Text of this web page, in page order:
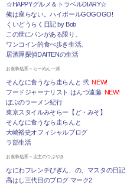
☆HAPPYグルメ＆トラベルDIARY☆
俺は座らない。ハイボールGOGOGO!
くいどうらく日記 by Bob
この世にパンがある限り。
ワンコイン的食べ歩き生活。
居酒屋探偵DAITENの生活
お食事処系～らーめん一派
そんなに食うなら走らんと 弐 NEW!
フードジャーナリスト はんつ遠藤 NEW!
ぼぶのラーメン紀行
東京スタイルみそらー【ど・みそ】
そんなに食うなら走らんと
大崎裕史オフィシャルブログ
ラ部生活
お食事処系～店主のつぶやき
なにわフレンチびぎん、の、マスタの日記
高はし三代目のブログ マーク2